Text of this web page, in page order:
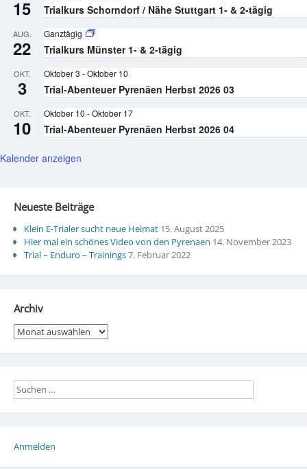
15 Trialkurs Schorndorf / Nähe Stuttgart 1- & 2-tägig
AUG.
22
Ganztägig
Trialkurs Münster 1- & 2-tägig
OKT.
3
Oktober 3 -Oktober 10
Trial-Abenteuer Pyrenäen Herbst 2026 03
OKT.
10
Oktober 10 -Oktober 17
Trial-Abenteuer Pyrenäen Herbst 2026 04
Kalender anzeigen
Neueste Beiträge
Klein E-Trialer sucht neue Heimat 15. August 2025
Hier mal ein schönes Video von den Pyrenaen 14. November 2023
Trial – Enduro – Trainings7. Februar 2022
Archiv
Archiv
Anmelden